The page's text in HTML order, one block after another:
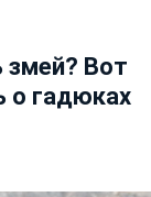
змей? Вот
о гадюках